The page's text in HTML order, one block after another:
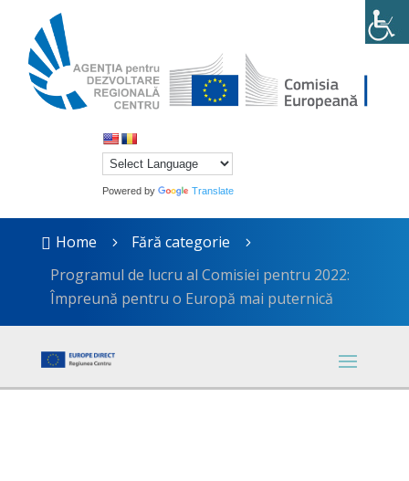
Powered by Translate
 Home 5 Fără categorie 5
Programul de lucru al Comisiei pentru 2022:
Împreună pentru o Europă mai puternică